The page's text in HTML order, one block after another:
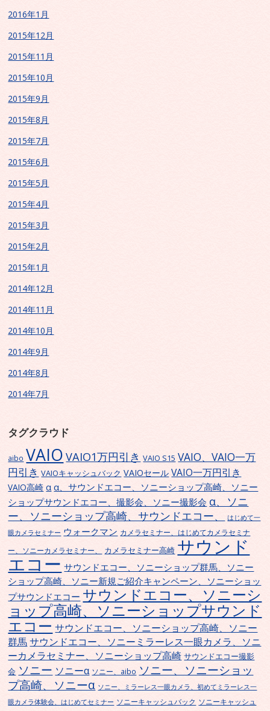
2016年1月
2015年12月
2015年11月
2015年10月
2015年9月
2015年8月
2015年7月
2015年6月
2015年5月
2015年4月
2015年3月
2015年2月
2015年1月
2014年12月
2014年11月
2014年10月
2014年9月
2014年8月
2014年7月
タグクラウド
aibo VAIO VAIO1万円引き VAIO S15 VAIO、VAIO一万
円引き VAIOキャッシュバック VAIOセール VAIO一万円引き
VAIO高崎 α α、サウンドエコー、ソニーショップ高崎、ソニー
ショップサウンドエコー、撮影会、ソニー撮影会 α、ソニ
ー、ソニーショップ高崎、サウンドエコー、
はじめて一
眼カメラセミナー ウォークマン カメラセミナー、はじめてカメラセミナ
ー、ソニーカメラセミナー、
カメラセミナー高崎 サウンド
エコー サウンドエコー、ソニーショップ群馬、ソニー
ショップ高崎、ソニー新規ご紹介キャンペーン、ソニーショッ
プサウンドエコー サウンドエコー、ソニーシ
ョップ高崎、ソニーショップサウンド
エコー サウンドエコー、ソニーショップ高崎、ソニー
群馬 サウンドエコー、ソニーミラーレス一眼カメラ、ソニ
ーカメラセミナー、ソニーショップ高崎 サウンドエコー撮影
会 ソニー ソニーα ソニー、aibo ソニー、ソニーショッ
プ高崎、ソニーα ソニー、ミラーレス一眼カメラ、初めてミラーレス一
眼カメラ体験会、はじめてセミナー ソニーキャッシュバック ソニーキャッシュ